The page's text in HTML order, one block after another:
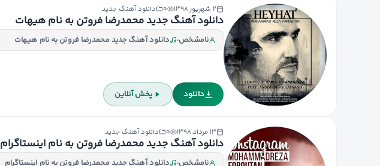
۲ شهریور ۱۳۹۸ ۰ دانلود آهنگ جدید
دانلود آهنگ جدید محمدرضا فروتن به نام هیهات
نامشخص دانلود آهنگ جدید محمدرضا فروتن به نام هیهات
دانلود پخش آنلاین
۱۳ مرداد ۱۳۹۸ ۰ دانلود آهنگ جدید
دانلود آهنگ جدید محمدرضا فروتن به نام اینستاگرام
نامشخص دانلود آهنگ جدید محمدرضا فروتن به نام اینستاگرام